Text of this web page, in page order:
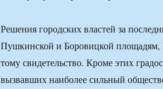
Решения городских властей за
Пушкинской и Боровицкой площадям,
тому свидетельство. Кроме этих
вызвавших наиболее сильный